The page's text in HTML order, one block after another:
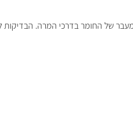
של החומר בדרכי המרה. הבדיקות